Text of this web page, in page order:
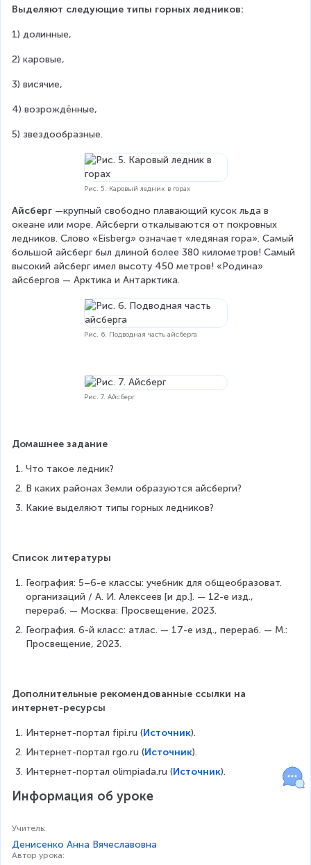
Выделяют следующие типы горных ледников:
1) долинные,
2) каровые,
3) висячие,
4) возрождённые,
5) звездообразные.
Рис. 5. Каровый ледник в горах
Айсберг —крупный свободно плавающий кусок льда в
океане или море. Айсберги откалываются от покровных
ледников. Слово «Eisberg» означает «ледяная гора». Самый
большой айсберг был длиной более 380 километров! Самый
высокий айсберг имел высоту 450 метров! «Родина»
айсбергов — Арктика и Антарктика.
Рис. 6. Подводная часть айсберга
Рис. 7. Айсберг
Домашнее задание
Что такое ледник?
В каких районах Земли образуются айсберги?
Какие выделяют типы горных ледников?
Список литературы
География: 5–6-е классы: учебник для общеобразоват.
организаций / А. И. Алексеев [и др.]. — 12-е изд.,
перераб. — Москва: Просвещение, 2023.
География. 6-й класс: атлас. — 17-е изд., перераб. — М.:
Просвещение, 2023.
Дополнительные рекомендованные ссылки на
интернет-ресурсы
Интернет-портал fipi.ru (Источник).
Интернет-портал rgo.ru (Источник).
Интернет-портал olimpiada.ru (Источник).
Информация об уроке
Учитель:
Денисенко Анна Вячеславовна
Автор урока: